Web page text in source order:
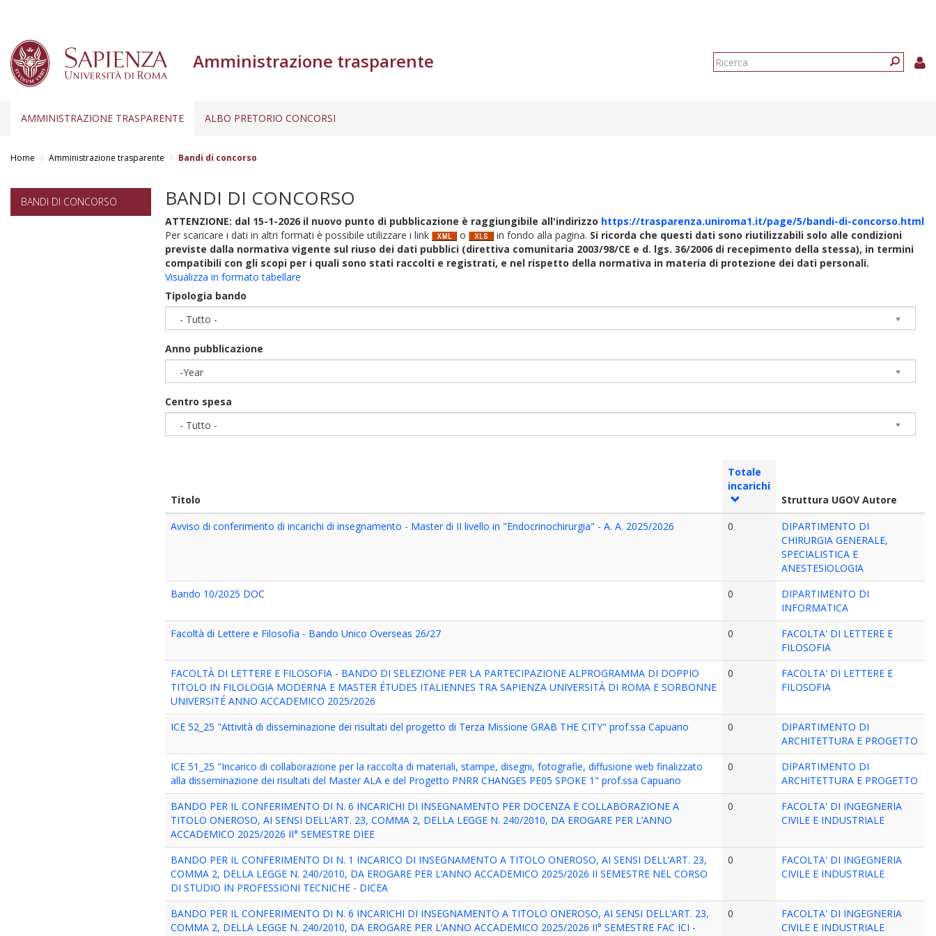
Amministrazione trasparente
Form
AMMINISTRAZIONE TRASPARENTE ALBO PRETORIO CONCORSI
Home Amministrazione trasparente Bandi di concorso
BANDI DI CONCORSO BANDI DI CONCORSO
ATTENZIONE: dal 15-1-2026 il nuovo punto di pubblicazione è raggiungibile all'indirizzo https://trasparenza.uniroma1.it/page/5/bandi-di-concorso.html
Per scaricare i dati in altri formati è possibile utilizzare i link
o in fondo alla pagina. Si ricorda che questi dati sono riutilizzabili solo alle condizioni
previste dalla normativa vigente sul riuso dei dati pubblici (direttiva comunitaria 2003/98/CE e d. lgs. 36/2006 di recepimento della stessa), in termini
compatibili con gli scopi per i quali sono stati raccolti e registrati, e nel rispetto della normativa in materia di protezione dei dati personali.
Visualizza in formato tabellare
Tipologia bando
- Tutto -
Anno pubblicazione
-Year
Centro spesa
- Tutto -
Titolo
Totale
incarichi
Struttura UGOV Autore
Avviso di conferimento di incarichi di insegnamento - Master di II livello in "Endocrinochirurgia" - A. A. 2025/2026
0
DIPARTIMENTO DI
CHIRURGIA GENERALE,
SPECIALISTICA E
ANESTESIOLOGIA
Bando 10/2025 DOC
0
DIPARTIMENTO DI
INFORMATICA
Facoltà di Lettere e Filosofia - Bando Unico Overseas 26/27
0
FACOLTA' DI LETTERE E
FILOSOFIA
FACOLTÀ DI LETTERE E FILOSOFIA - BANDO DI SELEZIONE PER LA PARTECIPAZIONE ALPROGRAMMA DI DOPPIO
TITOLO IN FILOLOGIA MODERNA E MASTER ÉTUDES ITALIENNES TRA SAPIENZA UNIVERSITÀ DI ROMA E SORBONNE
UNIVERSITÉ ANNO ACCADEMICO 2025/2026
0
FACOLTA' DI LETTERE E
FILOSOFIA
ICE 52_25 "Attività di disseminazione dei risultati del progetto di Terza Missione GRAB THE CITY" prof.ssa Capuano 0
DIPARTIMENTO DI
ARCHITETTURA E PROGETTO
ICE 51_25 "Incarico di collaborazione per la raccolta di materiali, stampe, disegni, fotografie, diffusione web finalizzato
alla disseminazione dei risultati del Master ALA e del Progetto PNRR CHANGES PE05 SPOKE 1" prof.ssa Capuano
0
DIPARTIMENTO DI
ARCHITETTURA E PROGETTO
BANDO PER IL CONFERIMENTO DI N. 6 INCARICHI DI INSEGNAMENTO PER DOCENZA E COLLABORAZIONE A
TITOLO ONEROSO, AI SENSI DELL’ART. 23, COMMA 2, DELLA LEGGE N. 240/2010, DA EROGARE PER L’ANNO
ACCADEMICO 2025/2026 II° SEMESTRE DIEE
0
FACOLTA' DI INGEGNERIA
CIVILE E INDUSTRIALE
BANDO PER IL CONFERIMENTO DI N. 1 INCARICO DI INSEGNAMENTO A TITOLO ONEROSO, AI SENSI DELL’ART. 23,
COMMA 2, DELLA LEGGE N. 240/2010, DA EROGARE PER L’ANNO ACCADEMICO 2025/2026 II SEMESTRE NEL CORSO
DI STUDIO IN PROFESSIONI TECNICHE - DICEA
0
FACOLTA' DI INGEGNERIA
CIVILE E INDUSTRIALE
BANDO PER IL CONFERIMENTO DI N. 6 INCARICHI DI INSEGNAMENTO A TITOLO ONEROSO, AI SENSI DELL’ART. 23,
COMMA 2, DELLA LEGGE N. 240/2010, DA EROGARE PER L’ANNO ACCADEMICO 2025/2026 II° SEMESTRE FAC ICI -
0
FACOLTA' DI INGEGNERIA
CIVILE E INDUSTRIALE